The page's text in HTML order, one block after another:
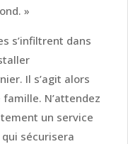
»
s’infiltrent dans
Il s’agit alors
N’attendez
un service
sécurisera